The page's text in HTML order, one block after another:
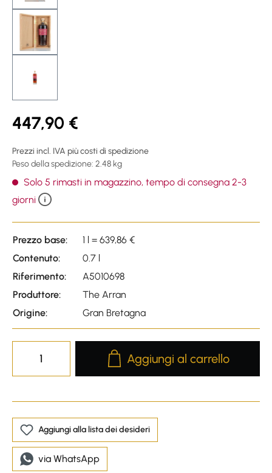
447,90 €
Prezzi incl. IVA più costi di spedizione
Peso della spedizione: 2.48 kg
Solo 5 rimasti in magazzino, tempo di consegna 2-3
giorni
Prezzo base:
1 l = 639,86 €
Contenuto:
0.7 l
Riferimento:
A5010698
Produttore:
The Arran
Origine:
Gran Bretagna
Product Quantity: Enter the
Aggiungi al carrello
Aggiungi alla lista dei desideri
via WhatsApp